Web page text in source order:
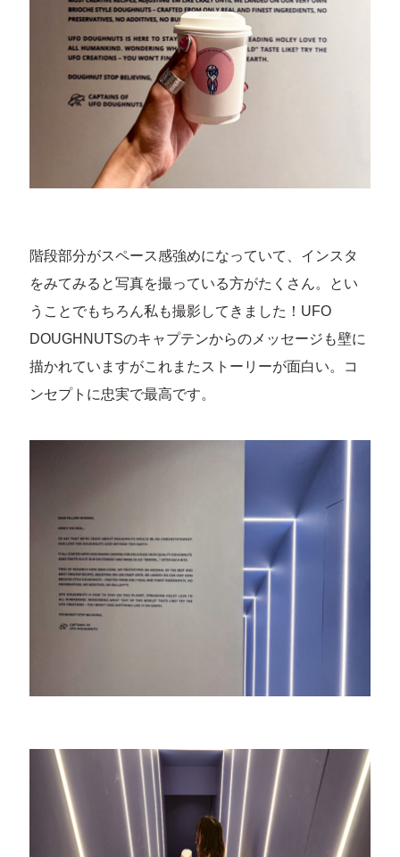
階段部分がスペース感強めになっていて、インスタ
をみてみると写真を撮っている方がたくさん。とい
うことでもちろん私も撮影してきました！UFO
DOUGHNUTSのキャプテンからのメッセージも壁に
描かれていますがこれまたストーリーが面白い。コ
ンセプトに忠実で最高です。